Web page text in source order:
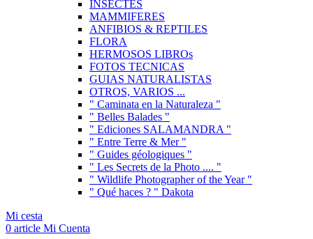
INSECTES
MAMMIFERES
ANFIBIOS & REPTILES
FLORA
HERMOSOS LIBROs
FOTOS TECNICAS
GUIAS NATURALISTAS
OTROS, VARIOS ...
" Caminata en la Naturaleza "
" Belles Balades "
" Ediciones SALAMANDRA "
" Entre Terre & Mer "
" Guides géologiques "
" Les Secrets de la Photo .... "
" Wildlife Photographer of the Year "
" Qué haces ? " Dakota
Mi cesta
0 article Mi Cuenta